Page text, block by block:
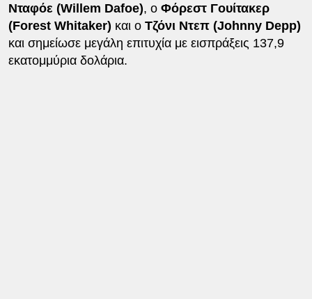
Νταφόε (Willem Dafoe), ο Φόρεστ Γουίτακερ
(Forest Whitaker) και ο Τζόνι Ντεπ (Johnny Depp)
και σημείωσε μεγάλη επιτυχία με εισπράξεις 137,9
εκατομμύρια δολάρια.